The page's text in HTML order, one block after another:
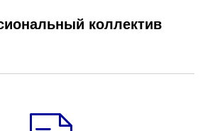
коллектив